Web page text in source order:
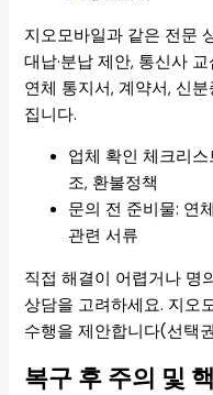
지오모바일과 같은 전문
대납·분납 제안, 통신사
연체 통지서, 계약서, 신
집니다.
업체 확인 체크리
조, 환불정책
문의 전 준비물: 연
관련 서류
직접 해결이 어렵거나 명
상담을 고려하세요. 지오
수행을 제안합니다(선택
복구 후 주의 및